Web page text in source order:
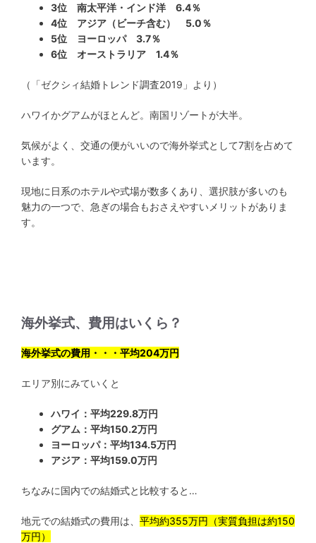
3位 南太平洋・インド洋 6.4％
4位 アジア（ビーチ含む） 5.0％
5位 ヨーロッパ 3.7％
6位 オーストラリア 1.4％
（「ゼクシィ結婚トレンド調査2019」より）
ハワイかグアムがほとんど。南国リゾートが大半。
気候がよく、交通の便がいいので海外挙式として7割を占めて
います。
現地に日系のホテルや式場が数多くあり、選択肢が多いのも
魅力の一つで、急ぎの場合もおさえやすいメリットがありま
す。
海外挙式、費用はいくら？
海外挙式の費用・・・平均204万円
エリア別にみていくと
ハワイ：平均229.8万円
グアム：平均150.2万円
ヨーロッパ：平均134.5万円
アジア：平均159.0万円
ちなみに国内での結婚式と比較すると…
地元での結婚式の費用は、 平均約355万円（実質負担は約150
万円）